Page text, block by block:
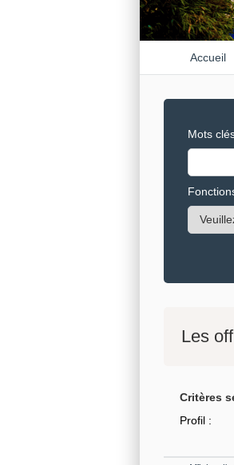
Accueil
Mots
Les
Critères
Profil :